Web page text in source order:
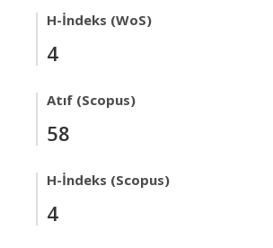
H-İndeks (WoS)
4
Atıf (Scopus)
58
H-İndeks (Scopus)
4